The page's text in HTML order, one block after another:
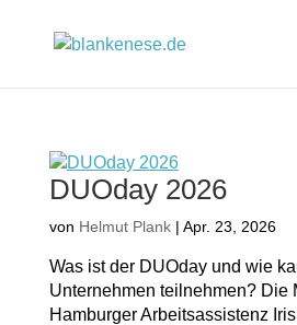
DUOday 2026
von Helmut Plank| Apr. 23, 2026
Was ist der DUOday und wie
Unternehmen teilnehmen? Die
Hamburger Arbeitsassistenz